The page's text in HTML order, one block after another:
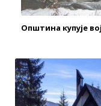
Општина купује